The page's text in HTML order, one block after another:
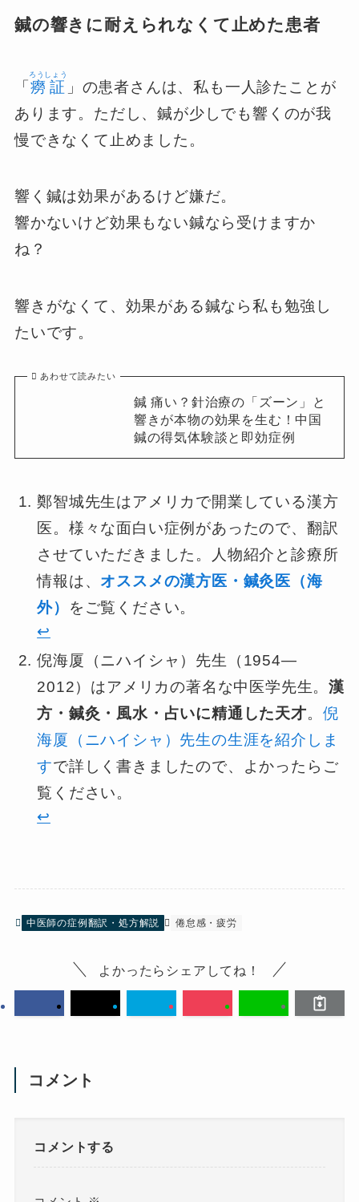
鍼の響きに耐えられなくて止めた患者
「癆証
ろうしょう
」の患者さんは、私も一人診たことが
あります。ただし、鍼が少しでも響くのが我
慢できなくて止めました。
響く鍼は効果があるけど嫌だ。
響かないけど効果もない鍼なら受けますか
ね？
響きがなくて、効果がある鍼なら私も勉強し
たいです。
あわせて読みたい
鍼 痛い？針治療の「ズーン」と
響きが本物の効果を生む！中国
鍼の得気体験談と即効症例
鄭智城先生はアメリカで開業している漢方
医。様々な面白い症例があったので、翻訳
させていただきました。人物紹介と診療所
情報は、 オススメの漢方医・鍼灸医（海
外）
をご覧ください。
↩︎
倪海厦（ニハイシャ）先生（1954—
2012）はアメリカの著名な中医学先生。漢
方・鍼灸・風水・占いに精通した天才。 倪
海厦（ニハイシャ）先生の生涯を紹介しま
すで詳しく書きましたので、よかったらご
覧ください。
↩︎
中医師の症例翻訳・処方解説 倦怠感・疲労
よかったらシェアしてね！
コメント
コメントする